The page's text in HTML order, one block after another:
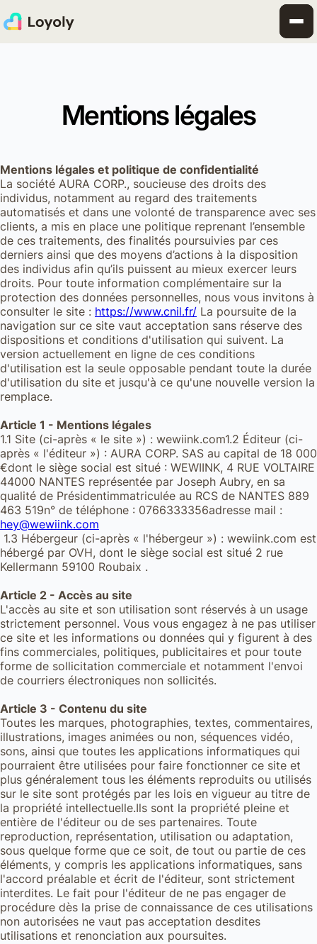
Mentions légales
Mentions légales et politique de confidentialité
La société AURA CORP., soucieuse des droits des
individus, notamment au regard des traitements
automatisés et dans une volonté de transparence avec ses
clients, a mis en place une politique reprenant l’ensemble
de ces traitements, des finalités poursuivies par ces
derniers ainsi que des moyens d’actions à la disposition
des individus afin qu’ils puissent au mieux exercer leurs
droits. Pour toute information complémentaire sur la
protection des données personnelles, nous vous invitons à
consulter le site : https://www.cnil.fr/ La poursuite de la
navigation sur ce site vaut acceptation sans réserve des
dispositions et conditions d'utilisation qui suivent. La
version actuellement en ligne de ces conditions
d'utilisation est la seule opposable pendant toute la durée
d'utilisation du site et jusqu'à ce qu'une nouvelle version la
remplace.
Article 1 - Mentions légales
1.1 Site (ci-après « le site ») : wewiink.com1.2 Éditeur (ci-
après « l'éditeur ») : AURA CORP. SAS au capital de 18 000
€dont le siège social est situé : WEWIINK, 4 RUE VOLTAIRE
44000 NANTES représentée par Joseph Aubry, en sa
qualité de Présidentimmatriculée au RCS de NANTES 889
463 519n° de téléphone : 0766333356adresse mail :
hey@wewiink.com
1.3 Hébergeur (ci-après « l'hébergeur ») : wewiink.com est
hébergé par OVH, dont le siège social est situé 2 rue
Kellermann 59100 Roubaix .
Article 2 - Accès au site
L'accès au site et son utilisation sont réservés à un usage
strictement personnel. Vous vous engagez à ne pas utiliser
ce site et les informations ou données qui y figurent à des
fins commerciales, politiques, publicitaires et pour toute
forme de sollicitation commerciale et notamment l'envoi
de courriers électroniques non sollicités.
Article 3 - Contenu du site
Toutes les marques, photographies, textes, commentaires,
illustrations, images animées ou non, séquences vidéo,
sons, ainsi que toutes les applications informatiques qui
pourraient être utilisées pour faire fonctionner ce site et
plus généralement tous les éléments reproduits ou utilisés
sur le site sont protégés par les lois en vigueur au titre de
la propriété intellectuelle.Ils sont la propriété pleine et
entière de l'éditeur ou de ses partenaires. Toute
reproduction, représentation, utilisation ou adaptation,
sous quelque forme que ce soit, de tout ou partie de ces
éléments, y compris les applications informatiques, sans
l'accord préalable et écrit de l'éditeur, sont strictement
interdites. Le fait pour l'éditeur de ne pas engager de
procédure dès la prise de connaissance de ces utilisations
non autorisées ne vaut pas acceptation desdites
utilisations et renonciation aux poursuites.